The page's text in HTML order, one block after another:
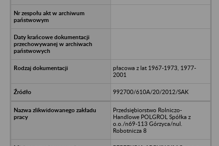
płacowa z lat 1967-1973, 1977-
2001
992700/610A/20/2012/SAK
Przedsiębiorstwo Rolniczo-
Handlowe POLGROL Spółka z
o.o./n69-113 Górzyca/nul.
Robotnicza 8